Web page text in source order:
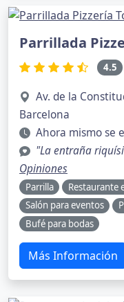
Parrillada
4.5
Av. de la
Barcelona
Ahora mismo se
"La entraña
Opiniones
Parrilla
Restaurante
Salón para eventos
Bufé para bodas
Más Información